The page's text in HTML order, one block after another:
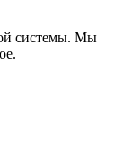
системы. Мы